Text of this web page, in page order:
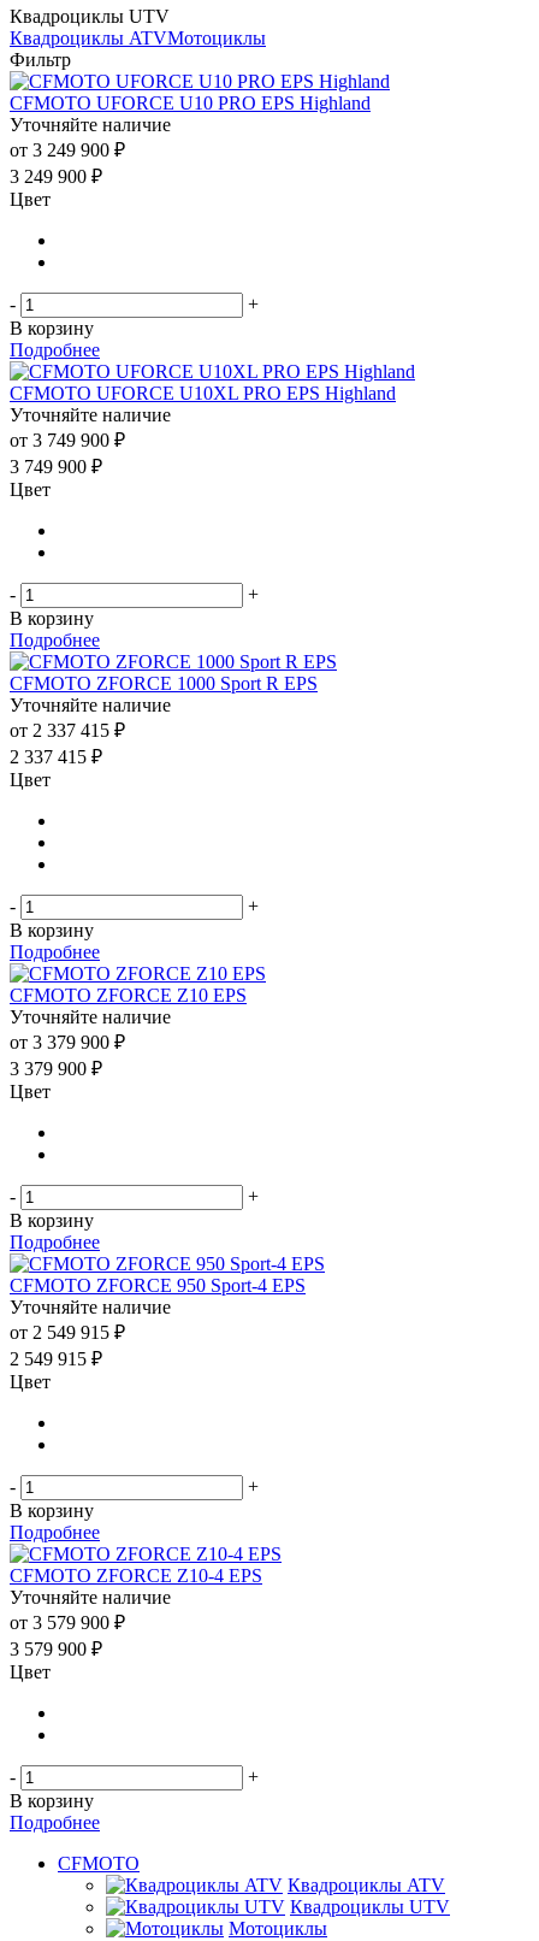
Квадроциклы UTV
Квадроциклы ATVМотоциклы
Фильтр
CFMOTO UFORCE U10 PRO EPS Highland
Уточняйте наличие
от 3 249 900 ₽
3 249 900 ₽
Цвет
-
+
В корзину
Подробнее
CFMOTO UFORCE U10XL PRO EPS Highland
Уточняйте наличие
от 3 749 900 ₽
3 749 900 ₽
Цвет
-
+
В корзину
Подробнее
CFMOTO ZFORCE 1000 Sport R EPS
Уточняйте наличие
от 2 337 415 ₽
2 337 415 ₽
Цвет
-
+
В корзину
Подробнее
CFMOTO ZFORCE Z10 EPS
Уточняйте наличие
от 3 379 900 ₽
3 379 900 ₽
Цвет
-
+
В корзину
Подробнее
CFMOTO ZFORCE 950 Sport-4 EPS
Уточняйте наличие
от 2 549 915 ₽
2 549 915 ₽
Цвет
-
+
В корзину
Подробнее
CFMOTO ZFORCE Z10-4 EPS
Уточняйте наличие
от 3 579 900 ₽
3 579 900 ₽
Цвет
-
+
В корзину
Подробнее
CFMOTO
Квадроциклы ATV
Квадроциклы UTV
Мотоциклы